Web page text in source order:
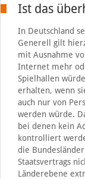
Ist das
In Deutschland
Generell gilt
mit Ausnahme
Internet mehr
Spielhallen
erhalten, wenn
auch nur von
werden würde.
bei denen kein
kontrolliert
die
Staatsvertrags
Länderebene